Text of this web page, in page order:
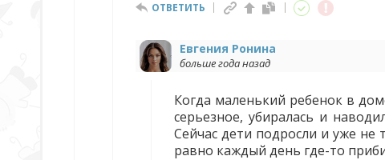
ОТВЕТИТЬ
Евгения Ронина
больше года назад
Когда маленький ребенок в
серьезное, убиралась и
Сейчас дети подросли и уже не
равно каждый день где-то